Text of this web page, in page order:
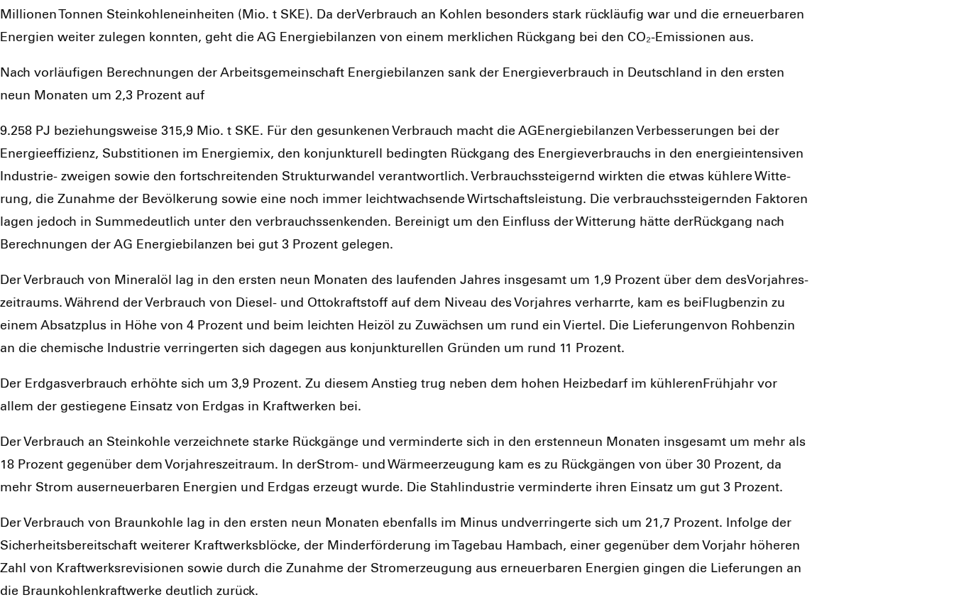
Mil­lio­nen Ton­nen Stein­koh­len­ein­hei­ten (Mio. t SKE). Da der­Ver­brauch an Koh­len beson­ders stark rück­läu­fig war und die erneu­er­ba­ren
Ener­gien wei­ter zule­gen konn­ten, geht die AG Ener­gie­bi­lan­zen von einem merk­li­chen Rück­gang bei den CO₂-Emis­sio­nen aus.
Nach vor­läu­fi­gen Berech­nun­gen der Arbeits­ge­mein­schaft Ener­gie­bi­lan­zen sank der Ener­gie­ver­brauch in Deutsch­land in den ers­ten
neun Mona­ten um 2,3 Pro­zent auf
9.258 PJ bezie­hungs­wei­se 315,9 Mio. t SKE. Für den gesun­ke­nen Ver­brauch macht die AGEner­gie­bi­lan­zen Ver­bes­se­run­gen bei der
Ener­gie­ef­fi­zi­enz, Substi­tio­nen im Ener­gie­mix, den kon­junk­tu­rell beding­ten Rück­gang des Ener­gie­ver­brauchs in den ener­gie­in­ten­si­ven
Indus­trie- zwei­gen sowie den fort­schrei­ten­den Struk­tur­wan­del ver­ant­wort­lich. Ver­brauchs­stei­gernd wirk­ten die etwas küh­le­re Wit­te­
rung, die Zunah­me der Bevöl­ke­rung sowie eine noch immer leicht­wach­sen­de Wirt­schafts­leis­tung. Die ver­brauchs­stei­gern­den Fak­to­ren
lagen jedoch in Sum­me­deut­lich unter den ver­brauchs­sen­ken­den. Berei­nigt um den Ein­fluss der Wit­te­rung hät­te der­Rück­gang nach
Berech­nun­gen der AG Ener­gie­bi­lan­zen bei gut 3 Pro­zent gele­gen.
Der Ver­brauch von Mine­ral­öl lag in den ers­ten neun Mona­ten des lau­fen­den Jah­res ins­ge­samt um 1,9 Pro­zent über dem des­Vor­jah­res­
zeit­raums. Wäh­rend der Ver­brauch von Die­sel- und Otto­kraft­stoff auf dem Niveau des Vor­jah­res ver­harr­te, kam es bei­Flug­ben­zin zu
einem Absatz­plus in Höhe von 4 Pro­zent und beim leich­ten Heiz­öl zu Zuwäch­sen um rund ein Vier­tel. Die Lie­fe­run­gen­von Roh­ben­zin
an die che­mi­sche Indus­trie ver­rin­ger­ten sich dage­gen aus kon­junk­tu­rel­len Grün­den um rund 11 Pro­zent.
Der Erd­gas­ver­brauch erhöh­te sich um 3,9 Pro­zent. Zu die­sem Anstieg trug neben dem hohen Heiz­be­darf im küh­le­ren­Früh­jahr vor
allem der gestie­ge­ne Ein­satz von Erd­gas in Kraft­wer­ken bei.
Der Ver­brauch an Stein­koh­le ver­zeich­ne­te star­ke Rück­gän­ge und ver­min­der­te sich in den ers­ten­neun Mona­ten ins­ge­samt um mehr als
18 Pro­zent gegen­über dem Vor­jah­res­zeit­raum. In der­Strom- und Wär­me­er­zeu­gung kam es zu Rück­gän­gen von über 30 Pro­zent, da
mehr Strom aus­er­neu­er­ba­ren Ener­gien und Erd­gas erzeugt wur­de. Die Stahl­in­dus­trie ver­min­der­te ihren Ein­satz um gut 3 Pro­zent.
Der Ver­brauch von Braun­koh­le lag in den ers­ten neun Mona­ten eben­falls im Minus und­ver­rin­ger­te sich um 21,7 Pro­zent. Infol­ge der
Sicher­heits­be­reit­schaft wei­te­rer Kraft­werks­blö­cke, der Min­der­för­de­rung im Tage­bau Ham­bach, einer gegen­über dem Vor­jahr höhe­ren
Zahl von Kraft­werks­re­vi­sio­nen sowie durch die Zunah­me der Strom­erzeu­gung aus erneu­er­ba­ren Ener­gien gin­gen die Lie­fe­run­gen an
die Braun­koh­len­kraft­wer­ke deut­lich zurück.